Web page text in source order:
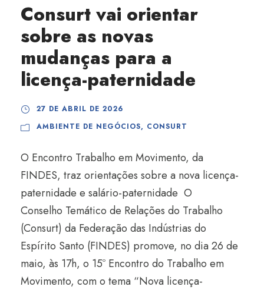
Consurt vai orientar
sobre as novas
mudanças para a
licença-paternidade
27 DE ABRIL DE 2026
AMBIENTE DE NEGÓCIOS, CONSURT
O Encontro Trabalho em Movimento, da
FINDES, traz orientações sobre a nova licença-
paternidade e salário-paternidade O
Conselho Temático de Relações do Trabalho
(Consurt) da Federação das Indústrias do
Espírito Santo (FINDES) promove, no dia 26 de
maio, às 17h, o 15º Encontro do Trabalho em
Movimento, com o tema “Nova licença-